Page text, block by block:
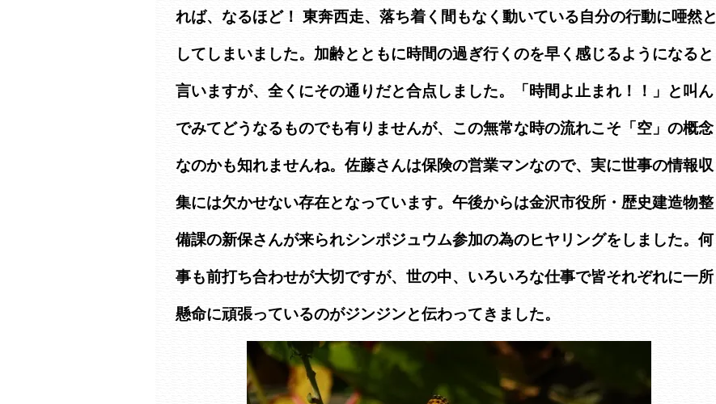
れば、なるほど！ 東奔西走、落ち着く間もなく動いている自分の行動に唖然と
してしまいました。加齢とともに時間の過ぎ行くのを早く感じるようになると
言いますが、全くにその通りだと合点しました。「時間よ止まれ！！」と叫ん
でみてどうなるものでも有りませんが、この無常な時の流れこそ「空」の概念
なのかも知れませんね。佐藤さんは保険の営業マンなので、実に世事の情報収
集には欠かせない存在となっています。午後からは金沢市役所・歴史建造物整
備課の新保さんが来られシンポジュウム参加の為のヒヤリングをしました。何
事も前打ち合わせが大切ですが、世の中、いろいろな仕事で皆それぞれに一所
懸命に頑張っているのがジンジンと伝わってきました。